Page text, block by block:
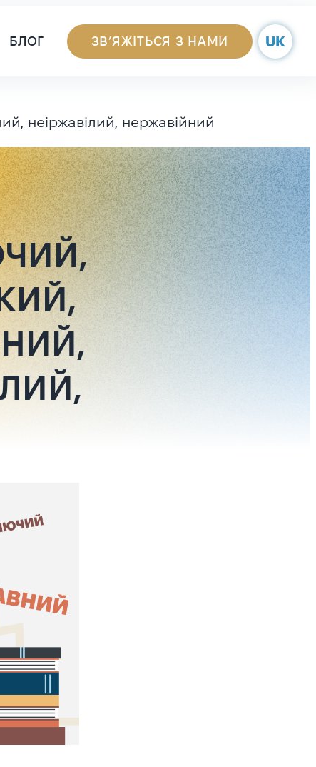
БЛОГ ЗВ’ЯЖІТЬСЯ З НАМИ UK
неіржавілий, нержавійний